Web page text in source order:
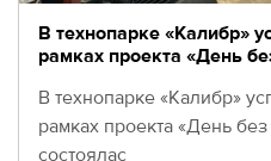
В технопарке «Калибр»
рамках проекта «День
В технопарке «Калибр»
рамках проекта «День
состоялас